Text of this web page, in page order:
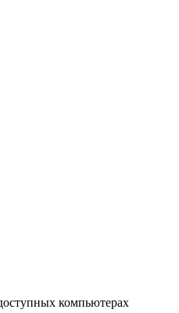
компьютерах